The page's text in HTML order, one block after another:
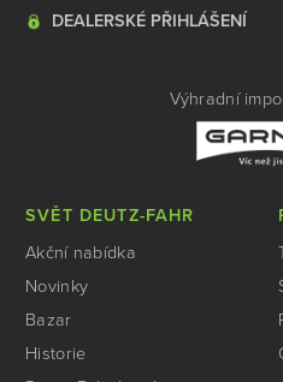
DEALERSKÉ PŘIHLÁŠENÍ
Výhradní
SVĚT DEUTZ-FAHR
Akční nabídka
Novinky
Bazar
Historie